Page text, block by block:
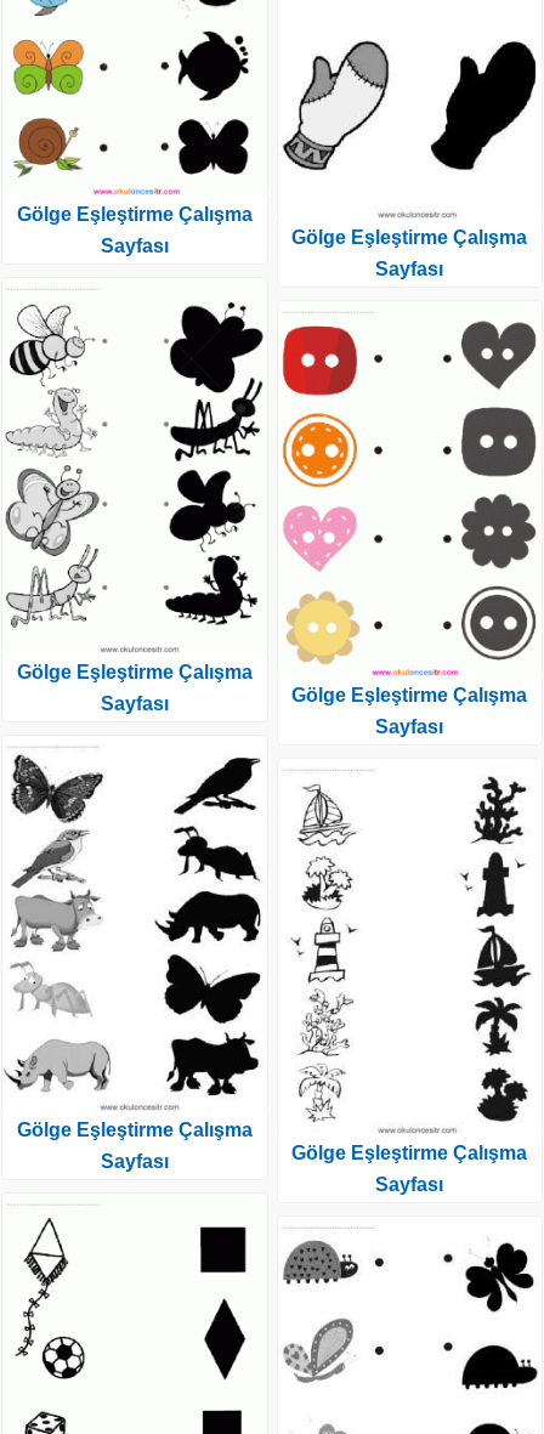
Gölge Eşleştirme Çalışma
Sayfası
Gölge Eşleştirme Çalışma
Sayfası
Gölge Eşleştirme Çalışma
Sayfası
Gölge Eşleştirme Çalışma
Sayfası
Gölge Eşleştirme Çalışma
Sayfası
Gölge Eşleştirme Çalışma
Sayfası